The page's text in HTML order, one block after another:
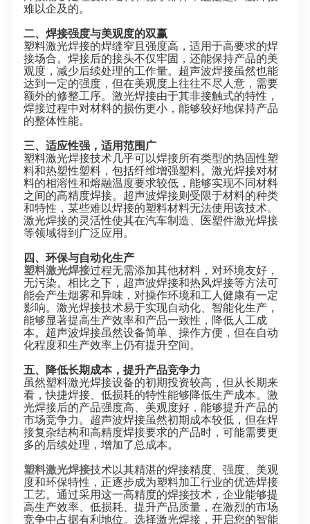
难以企及的。
二、焊接强度与美观度的双赢
塑料激光焊接的焊缝窄且强度高，适用于高要求的焊
接场合。焊接后的接头不仅牢固，还能保持产品的美
观度，减少后续处理的工作量。超声波焊接虽然也能
达到一定的强度，但在美观度上往往不尽人意，需要
额外的修整工序。激光焊接由于其非接触式的特性，
焊接过程中对材料的损伤更小，能够较好地保持产品
的整体性能。
三、适应性强，适用范围广
塑料激光焊接技术几乎可以焊接所有类型的热固性塑
料和热塑性塑料，包括纤维增强塑料。激光焊接对材
料的相溶性和熔融温度要求较低，能够实现不同材料
之间的高精度焊接。超声波焊接则受限于材料的种类
和特性，某些难以焊接的塑料材料无法使用该技术。
激光焊接的灵活性使其在汽车制造、医塑件激光焊接
等领域得到广泛应用。
四、环保与自动化生产
塑料激光焊接过程无需添加其他材料，对环境友好，
无污染。相比之下，超声波焊接和热风焊接等方法可
能会产生烟雾和异味，对操作环境和工人健康有一定
影响。激光焊接技术易于实现自动化、智能化生产，
能够显著提高生产效率和产品一致性，降低人工成
本。超声波焊接虽然设备简单、操作方便，但在自动
化程度和生产效率上仍有提升空间。
五、降低长期成本，提升产品竞争力
虽然塑料激光焊接设备的初期投资较高，但从长期来
看，快捷焊接、低损耗的特性能够降低生产成本。激
光焊接后的产品强度高、美观度好，能够提升产品的
市场竞争力。超声波焊接虽然初期成本较低，但在焊
接复杂结构和高精度焊接要求的产品时，可能需要更
多的后续处理，增加了总成本。
塑料激光焊接技术以其精湛的焊接精度、强度、美观
度和环保特性，正逐步成为塑料加工行业的优选焊接
工艺。通过采用这一高精度的焊接技术，企业能够提
高生产效率、低损耗、提升产品质量，在激烈的市场
竞争中占据有利地位。选择激光焊接，开启您的智能